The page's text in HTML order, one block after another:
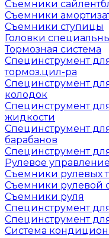
Съемники
Съемники
Съемники ступицы
Головки
Тормозная система
Специнструмент
тормоз.цил-ра
Специнструмент
колодок
Специнструмент
жидкости
Специнструмент
барабанов
Специнструмент
Рулевое управление
Съемники рулевых
Съемники рулевой
Съемники руля
Специнструмент
Специнструмент
Система